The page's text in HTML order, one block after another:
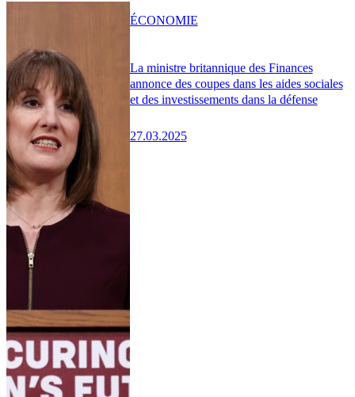
La ministre britannique des Finances
annonce des coupes dans les aides sociales
et des investissements dans la défense
27.03.2025
ÉCONOMIE